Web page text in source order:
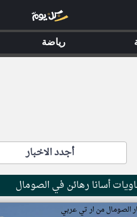
أجدد الاخبار
أسانا رهائن في الصومال
الصومال من ار تي عربي
رياضة